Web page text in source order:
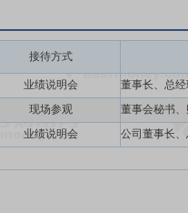
接待方式
业绩说明会
现场参观
业绩说明会